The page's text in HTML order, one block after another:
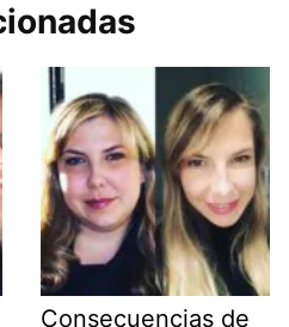
Consecuencias de